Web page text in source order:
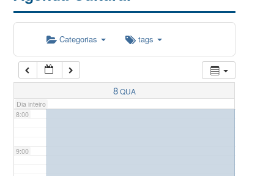
Categorias tags
8QUA
Dia inteiro
5:00
7:00
8:00
9:00